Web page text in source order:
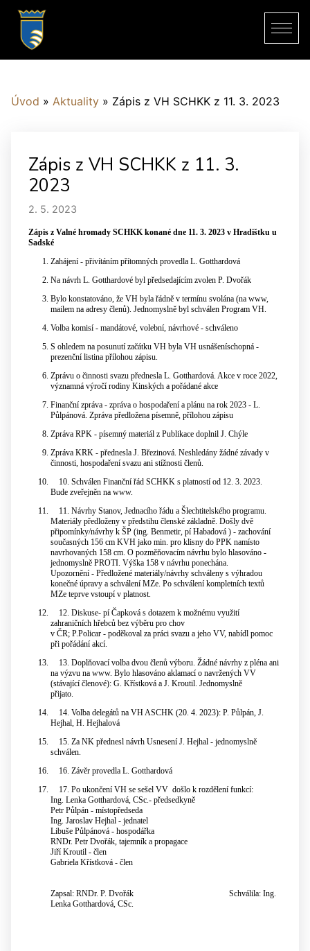
Úvod » Aktuality » Zápis z VH SCHKK z 11. 3. 2023
Zápis z VH SCHKK z 11. 3.
2023
2. 5. 2023
Zápis z Valné hromady SCHKK konané dne 11. 3. 2023 v Hradištku u
Sadské
Zahájení - přivítáním přítomných provedla L. Gotthardová
Na návrh L. Gotthardové byl předsedajícím zvolen P. Dvořák
Bylo konstatováno, že VH byla řádně v termínu svolána (na www,
mailem na adresy členů). Jednomyslně byl schválen Program VH.
Volba komisí - mandátové, volební, návrhové - schváleno
S ohledem na posunutí začátku VH byla VH usnášeníschopná -
prezenční listina přílohou zápisu.
Zprávu o činnosti svazu přednesla L. Gotthardová. Akce v roce 2022,
významná výročí rodiny Kinských a pořádané akce
Finanční zpráva - zpráva o hospodaření a plánu na rok 2023 - L.
Půlpánová. Zpráva předložena písemně, přílohou zápisu
Zpráva RPK - písemný materiál z Publikace doplnil J. Chýle
Zpráva KRK - přednesla J. Březinová. Neshledány žádné závady v
činnosti, hospodaření svazu ani stížnosti členů.
10. Schválen Finanční řád SCHKK s platností od 12. 3. 2023.
Bude zveřejněn na www.
11. Návrhy Stanov, Jednacího řádu a Šlechtitelského programu.
Materiály předloženy v předstihu členské základně. Došly dvě
připomínky/návrhy k ŠP (ing. Benmetir, pí Habadová ) - zachování
současných 156 cm KVH jako min. pro klisny do PPK namísto
navrhovaných 158 cm. O pozměňovacím návrhu bylo hlasováno -
jednomyslně PROTI. Výška 158 v návrhu ponechána.
Upozornění - Předložené materiály/návrhy schváleny s výhradou
konečné úpravy a schválení MZe. Po schválení kompletních textů
MZe teprve vstoupí v platnost.
12. Diskuse- pí Čapková s dotazem k možnému využití
zahraničních hřebců bez výběru pro chov
v ČR; P.Policar - poděkoval za práci svazu a jeho VV, nabídl pomoc
při pořádání akcí.
13. Doplňovací volba dvou členů výboru. Žádné návrhy z pléna ani
na výzvu na www. Bylo hlasováno aklamací o navržených VV
(stávající členové): G. Křístková a J. Kroutil. Jednomyslně
přijato.
14. Volba delegátů na VH ASCHK (20. 4. 2023): P. Půlpán, J.
Hejhal, H. Hejhalová
15. Za NK přednesl návrh Usnesení J. Hejhal - jednomyslně
schválen.
16. Závěr provedla L. Gotthardová
17. Po ukončení VH se sešel VV došlo k rozdělení funkcí:
Ing. Lenka Gotthardová, CSc.- předsedkyně
Petr Půlpán - místopředseda
Ing. Jaroslav Hejhal - jednatel
Libuše Půlpánová - hospodářka
RNDr. Petr Dvořák, tajemník a propagace
Jiří Kroutil - člen
Gabriela Křístková - člen
Zapsal: RNDr. P. Dvořák Schválila: Ing.
Lenka Gotthardová, CSc.